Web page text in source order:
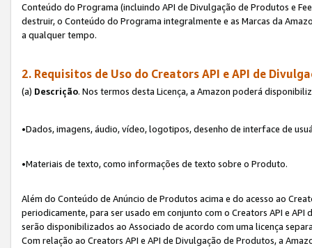
Conteúdo do Programa (incluindo API de Divulgação de Produtos e
destruir, o Conteúdo do Programa integralmente e as Marcas da
a qualquer tempo.
2. Requisitos de Uso do Creators API e API de
(a) Descrição. Nos termos desta Licença, a Amazon poderá
•Dados, imagens, áudio, vídeo, logotipos, desenho de interface de
•Materiais de texto, como informações de texto sobre o Produto.
Além do Conteúdo de Anúncio de Produtos acima e do acesso ao
periodicamente, para ser usado em conjunto com o Creators API e
serão disponibilizados ao Associado de acordo com uma licença
Com relação ao Creators API e API de Divulgação de Produtos, a